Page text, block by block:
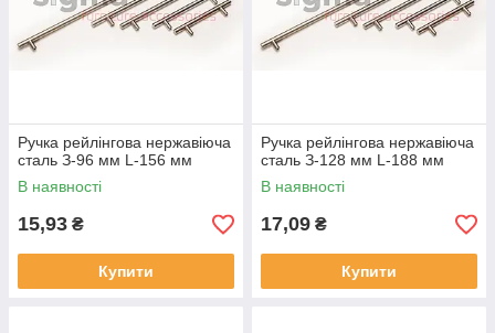
Ручка рейлінгова нержавіюча
сталь З-96 мм L-156 мм
В наявності
15,93 ₴
Купити
Ручка рейлінгова нержавіюча
сталь З-128 мм L-188 мм
В наявності
17,09 ₴
Купити